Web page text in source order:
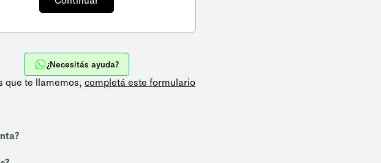
¿Necesitás ayuda?
que te llamemos, completá este formulario